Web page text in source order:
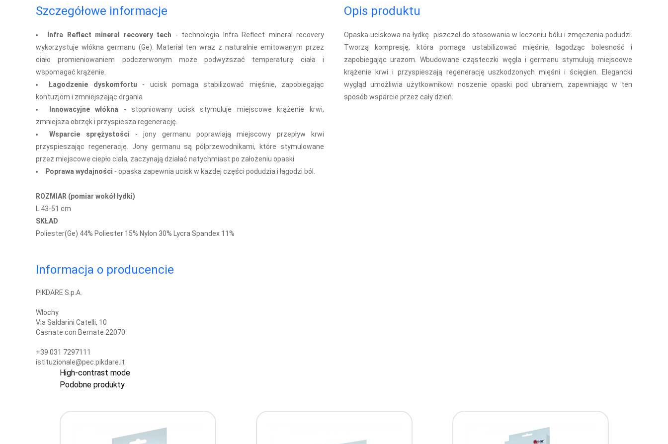
Szczegółowe informacje
Infra Reflect mineral recovery tech - technologia Infra Reflect mineral recovery
wykorzystuje włókna germanu (Ge). Materiał ten wraz z naturalnie emitowanym przez
ciało promieniowaniem podczerwonym może podwyższać temperaturę ciała i
wspomagać krążenie.
Łagodzenie dyskomfortu - ucisk pomaga stabilizować mięśnie, zapobiegając
kontuzjom i zmniejszając drgania
Innowacyjne włókna - stopniowany ucisk stymuluje miejscowe krążenie krwi,
zmniejsza obrzęk i przyspiesza regenerację.
Wsparcie sprężystości - jony germanu poprawiają miejscowy przepływ krwi
przyspieszając regenerację. Jony germanu są półprzewodnikami, które stymulowane
przez miejscowe ciepło ciała, zaczynają działać natychmiast po założeniu opaski
Poprawa wydajności - opaska zapewnia ucisk w każdej części podudzia i łagodzi ból.
ROZMIAR (pomiar wokół łydki)
L 43-51 cm
SKŁAD
Poliester(Ge) 44% Poliester 15% Nylon 30% Lycra Spandex 11%
Opis produktu
Opaska uciskowa na łydkę piszczel do stosowania w leczeniu bólu i zmęczenia podudzi.
Tworzą kompresję, która pomaga ustabilizować mięśnie, łagodząc bolesność i
zapobiegając urazom. Wbudowane cząsteczki węgla i germanu stymulują miejscowe
krążenie krwi i przyspieszają regenerację uszkodzonych mięśni i ścięgien. Elegancki
wygląd umożliwia użytkownikowi noszenie opaski pod ubraniem, zapewniając w ten
sposób wsparcie przez cały dzień.
Informacja o producencie
PIKDARE S.p.A.
Włochy
Via Saldarini Catelli, 10
Casnate con Bernate 22070
+39 031 7297111
istituzionale@pec.pikdare.it
High-contrast mode
Podobne produkty